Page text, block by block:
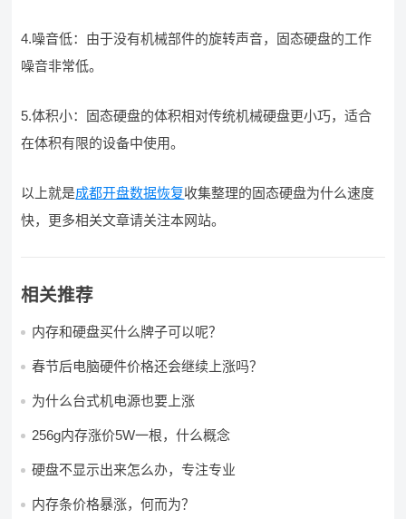
4.噪音低：由于没有机械部件的旋转声音，固态硬盘的工作
噪音非常低。
5.体积小：固态硬盘的体积相对传统机械硬盘更小巧，适合
在体积有限的设备中使用。
以上就是成都开盘数据恢复收集整理的固态硬盘为什么速度
快，更多相关文章请关注本网站。
相关推荐
内存和硬盘买什么牌子可以呢？
春节后电脑硬件价格还会继续上涨吗？
为什么台式机电源也要上涨
256g内存涨价5W一根，什么概念
硬盘不显示出来怎么办，专注专业
内存条价格暴涨，何而为？